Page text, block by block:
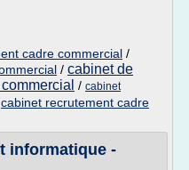
cadre commercial /
/ cabinet de
/ cabinet
cabinet recrutement cadre
informatique -